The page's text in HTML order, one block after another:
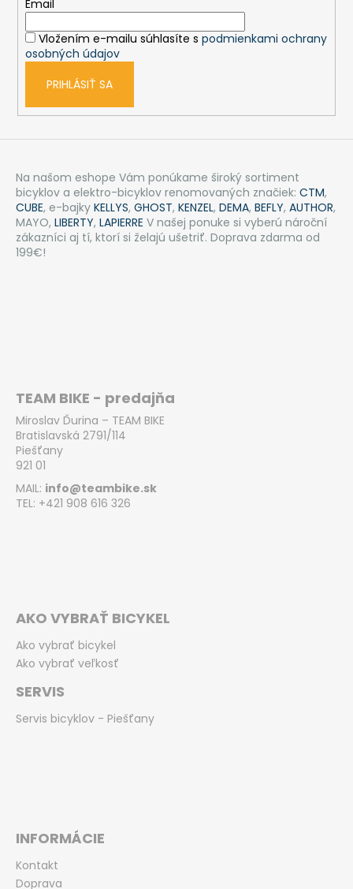
Email
Vložením e-mailu súhlasíte s podmienkami ochrany
osobných údajov
PRIHLÁSIŤ SA
Na našom eshope Vám ponúkame široký sortiment
bicyklov a elektro-bicyklov renomovaných značiek: CTM,
CUBE, e-bajky KELLYS, GHOST, KENZEL, DEMA, BEFLY, AUTHOR,
MAYO, LIBERTY, LAPIERRE V našej ponuke si vyberú nároční
zákazníci aj tí, ktorí si želajú ušetriť. Doprava zdarma od
199€!
TEAM BIKE - predajňa
Miroslav Ďurina – TEAM BIKE
Bratislavská 2791/114
Piešťany
921 01
MAIL: info@teambike.sk
TEL: +421 908 616 326
AKO VYBRAŤ BICYKEL
Ako vybrať bicykel
Ako vybrať veľkosť
SERVIS
Servis bicyklov - Piešťany
INFORMÁCIE
Kontakt
Doprava